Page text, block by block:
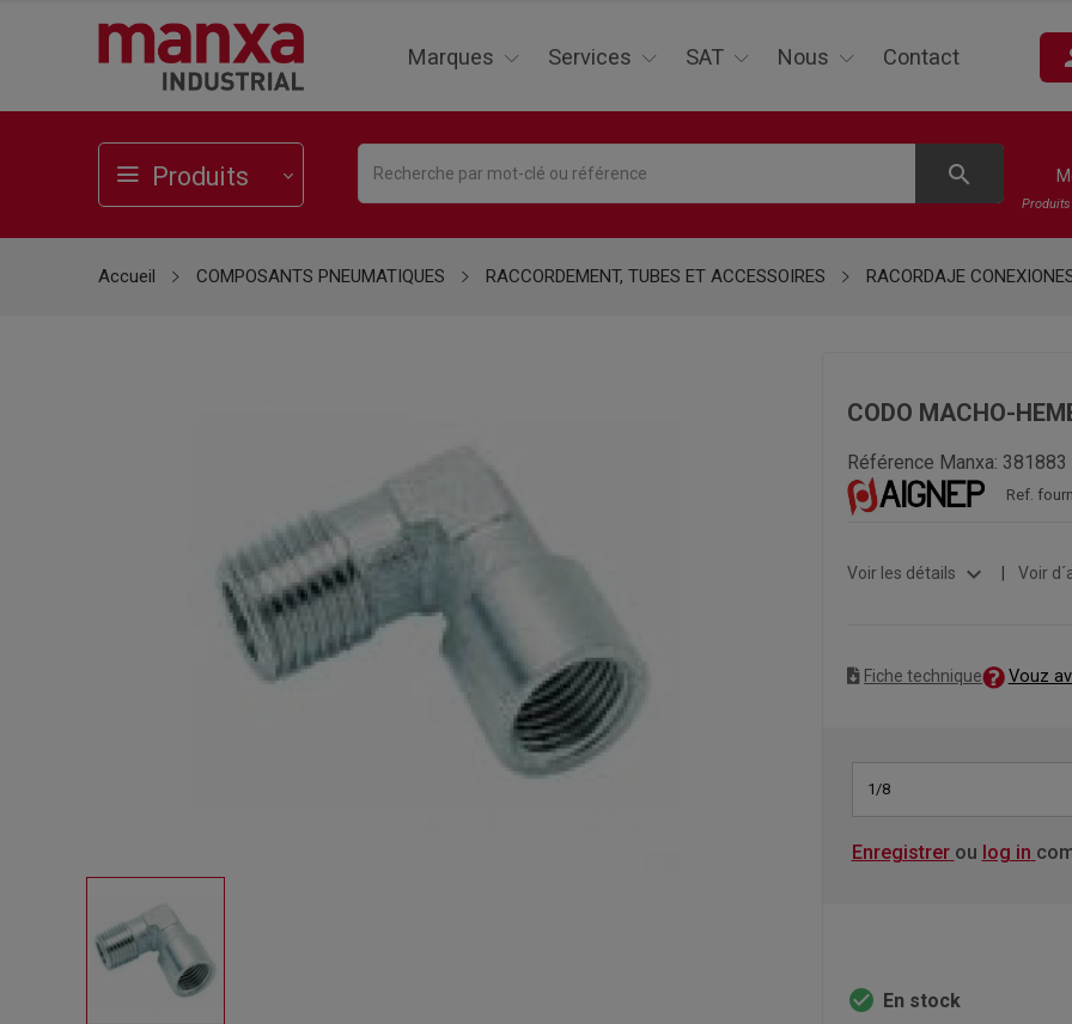
Marques Services SAT Nous Contact
Produits search
Accueil COMPOSANTS PNEUMATIQUES RACCORDEMENT, TUBES ET ACCESSOIRES RACORDAJE
CODO MACHO-
Référence Manxa: 381883
Ref.
Voir les détails expand_more Voir
Fiche technique Vouz
1/8
Enregistrer ou log in
check_circle En stock